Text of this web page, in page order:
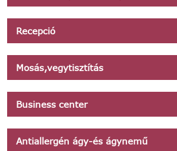
Recepció
Mosás,vegytisztítás
Business center
Antiallergén ágy-és ágynemű